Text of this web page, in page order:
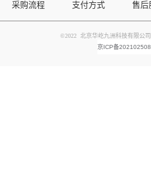
采购流程 支付方式 售后
©2022 北京华屹九洲科技有限公
京ICP备